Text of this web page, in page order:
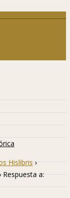
Hislibris ›
› Respuesta a: